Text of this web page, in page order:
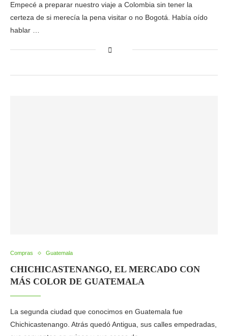
Empecé a preparar nuestro viaje a Colombia sin tener la
certeza de si merecía la pena visitar o no Bogotá. Había oído
hablar …
Compras Guatemala
CHICHICASTENANGO, EL MERCADO CON
MÁS COLOR DE GUATEMALA
La segunda ciudad que conocimos en Guatemala fue
Chichicastenango. Atrás quedó Antigua, sus calles empedradas,